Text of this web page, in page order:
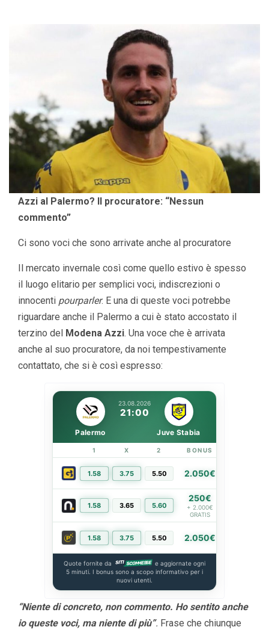
Azzi al Palermo? Il procuratore: “Nessun
commento”
Ci sono voci che sono arrivate anche al procuratore
Il mercato invernale così come quello estivo è spesso
il luogo elitario per semplici voci, indiscrezioni o
innocenti pourparler. E una di queste voci potrebbe
riguardare anche il Palermo a cui è stato accostato il
terzino del Modena Azzi. Una voce che è arrivata
anche al suo procuratore, da noi tempestivamente
contattato, che si è così espresso:
23.08.2026
21:00
Palermo Juve Stabia
1 X 2 BONUS
1.58 3.75 5.50 2.050€
1.58 3.65 5.60
250€
+ 2.000€
GRATIS
1.58 3.75 5.50 2.050€
Quote fornite da
e aggiornate ogni
5 minuti. I bonus sono a scopo informativo per i
nuovi utenti.
“Niente di concreto, non commento. Ho sentito anche
io queste voci, ma niente di più”. Frase che chiunque